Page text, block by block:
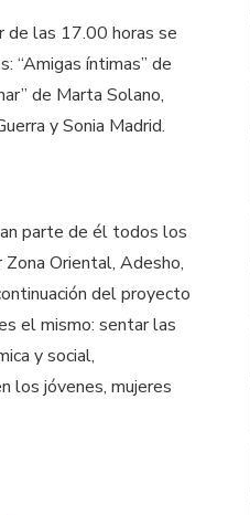
de las 17.00 horas se
“Amigas íntimas” de
de Marta Solano,
y Sonia Madrid.
parte de él todos los
Zona Oriental, Adesho,
del proyecto
el mismo: sentar las
y social,
los jóvenes, mujeres